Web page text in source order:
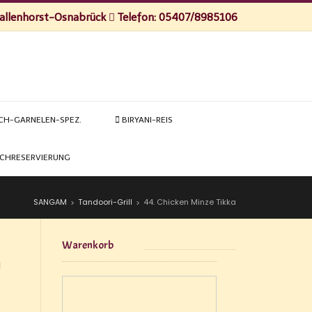
Osnabrück Telefon: 05407/8985106
GARNELEN-SPEZ. BIRYANI-REIS
SANGAM > Tandoori-Grill > 44. Chicken Minze Tikka
Warenkorb